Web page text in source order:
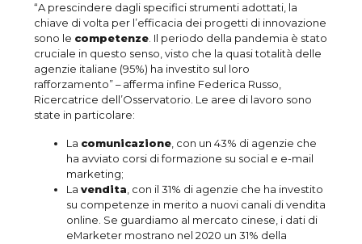
“A prescindere dagli specifici strumenti adottati, la
chiave di volta per l’efficacia dei progetti di innovazione
sono le competenze. Il periodo della pandemia è stato
cruciale in questo senso, visto che la quasi totalità delle
agenzie italiane (95%) ha investito sul loro
rafforzamento” – afferma infine Federica Russo,
Ricercatrice dell’Osservatorio. Le aree di lavoro sono
state in particolare:
La comunicazione, con un 43% di agenzie che
ha avviato corsi di formazione su social e e-mail
marketing;
Lavendita, con il 31% di agenzie che ha investito
su competenze in merito a nuovi canali di vendita
online. Se guardiamo al mercato cinese, i dati di
eMarketer mostrano nel 2020 un 31% della